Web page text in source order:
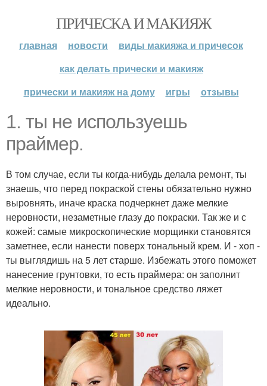
ПРИЧЕСКА И МАКИЯЖ
главная новости
виды макияжа и причесок
как делать прически и макияж
прически и макияж на дому
игры отзывы
1. ты не используешь
праймер.
В том случае, если ты когда-нибудь делала ремонт, ты
знаешь, что перед покраской стены обязательно нужно
выровнять, иначе краска подчеркнет даже мелкие
неровности, незаметные глазу до покраски. Так же и с
кожей: самые микроскопические морщинки становятся
заметнее, если нанести поверх тональный крем. И - хоп -
ты выглядишь на 5 лет старше. Избежать этого поможет
нанесение грунтовки, то есть праймера: он заполнит
мелкие неровности, и тональное средство ляжет
идеально.